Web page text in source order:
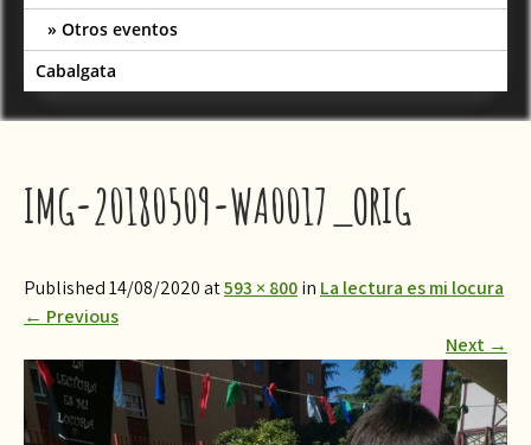
Otros eventos
Cabalgata
IMG-20180509-WA0017_ORIG
Published 14/08/2020 at593 × 800in La lectura es mi locura
← Previous
Next →